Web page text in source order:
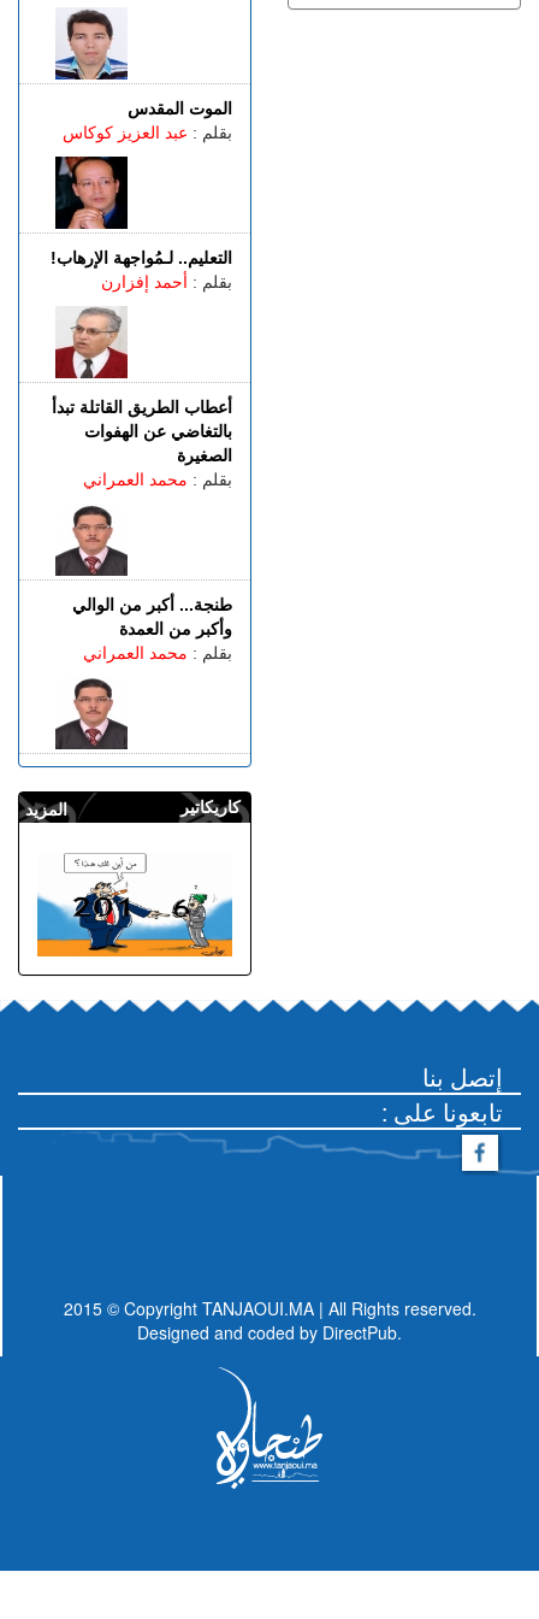
الموت المقدس
بقلم : عبد العزيز كوكاس
التعليم.. لـمُواجهة الإرهاب!
بقلم : أحمد إفزارن
أعطاب الطريق القاتلة تبدأ
بالتغاضي عن الهفوات
الصغيرة
بقلم : محمد العمراني
طنجة... أكبر من الوالي
وأكبر من العمدة
بقلم : محمد العمراني
المزيد كاريكاتير
إتصل بنا
: تابعونا على
2015 © Copyright TANJAOUI.MA | All Rights reserved.
Designed and coded by DirectPub.